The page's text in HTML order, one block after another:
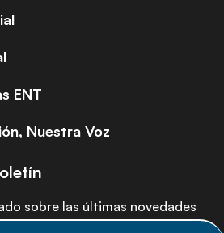
ENT
Nuestra Voz
sobre las últimas novedades